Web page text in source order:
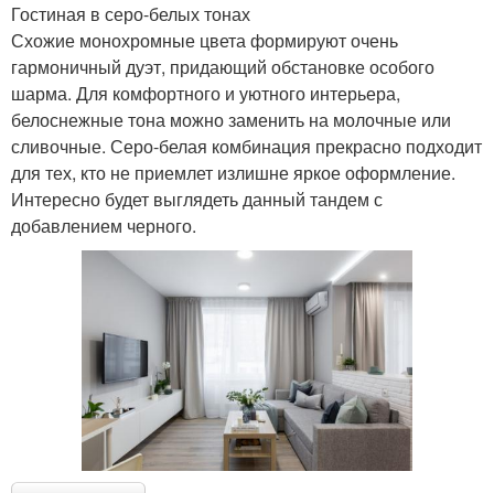
Гостиная в серо-белых тонах
Схожие монохромные цвета формируют очень
гармоничный дуэт, придающий обстановке особого
шарма. Для комфортного и уютного интерьера,
белоснежные тона можно заменить на молочные или
сливочные. Серо-белая комбинация прекрасно подходит
для тех, кто не приемлет излишне яркое оформление.
Интересно будет выглядеть данный тандем с
добавлением черного.